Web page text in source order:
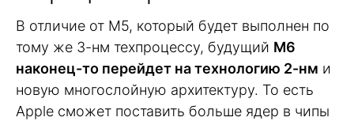
В отличие от M5, который будет выполнен по
тому же 3-нм техпроцессу, будущий M6
наконец-то перейдет на технологию 2-нм и
новую многослойную архитектуру. То есть
Apple сможет поставить больше ядер в чипы